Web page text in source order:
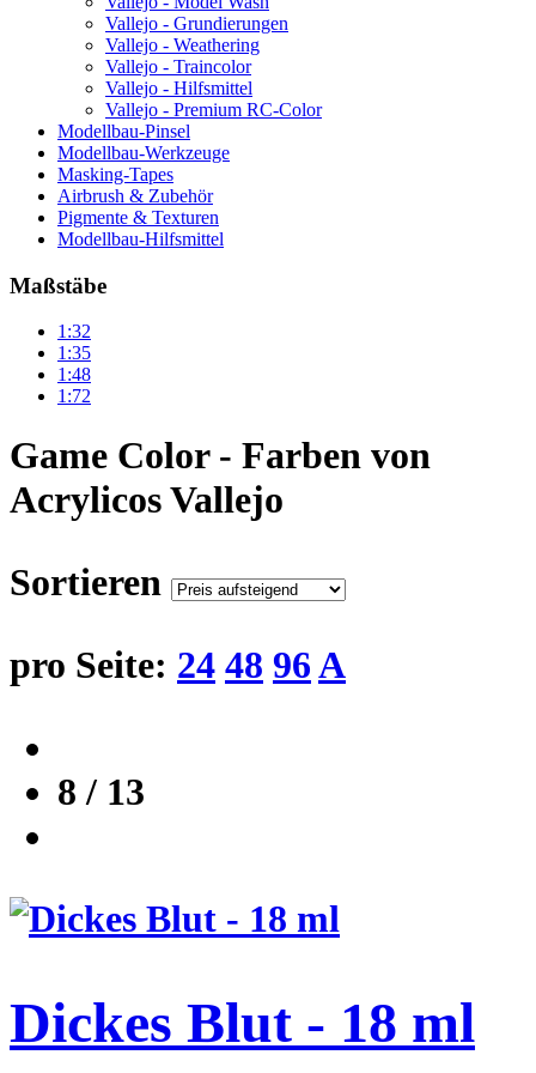
Vallejo - Grundierungen
Vallejo - Weathering
Vallejo - Traincolor
Vallejo - Hilfsmittel
Vallejo - Premium RC-Color
Modellbau-Pinsel
Modellbau-Werkzeuge
Masking-Tapes
Airbrush & Zubehör
Pigmente & Texturen
Modellbau-Hilfsmittel
Maßstäbe
1:32
1:35
1:48
1:72
Game Color - Farben von
Acrylicos Vallejo
Sortieren
pro Seite: 24 48 96A
8 / 13
Dickes Blut - 18 ml